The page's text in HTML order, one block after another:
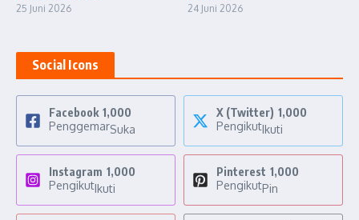
25 Juni 2026 24 Juni 2026
Social Icons
Facebook 1,000
PenggemarSuka
X (Twitter) 1,000
PengikutIkuti
Instagram 1,000
PengikutIkuti
Pinterest 1,000
PengikutPin